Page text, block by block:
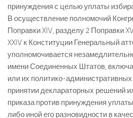
принуждения с целью уплаты
В осуществление полномочий
Поправки XIV, разделу 2 Поправки
XXIV к Конституции Генеральный
уполномочивается
имени Соединенных Штатов,
или их политико-
принятии деклараторных решений
приказа против принуждения
либо иной его разновидности в